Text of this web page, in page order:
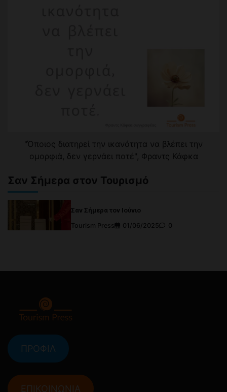
"Όποιος διατηρεί την ικανότητα να βλέπει την
ομορφιά, δεν γερνάει ποτέ", Φραντς Κάφκα
Σαν Σήμερα στον Τουρισμό
Σαν Σήμερα τον Ιούνιο
Tourism Press
01/06/2025 0
ΠΡΟΦΙΛ
ΕΠΙΚΟΙΝΩΝΙΑ